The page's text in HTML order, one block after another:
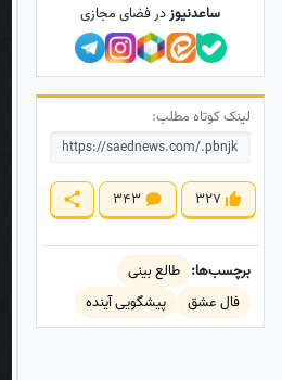
ساعدنیوزدر فضای مجازی
لینک کوتاه مطلب:
327
343
برچسب‌ها: طالع بینی
فال عشق
پیشگویی آینده